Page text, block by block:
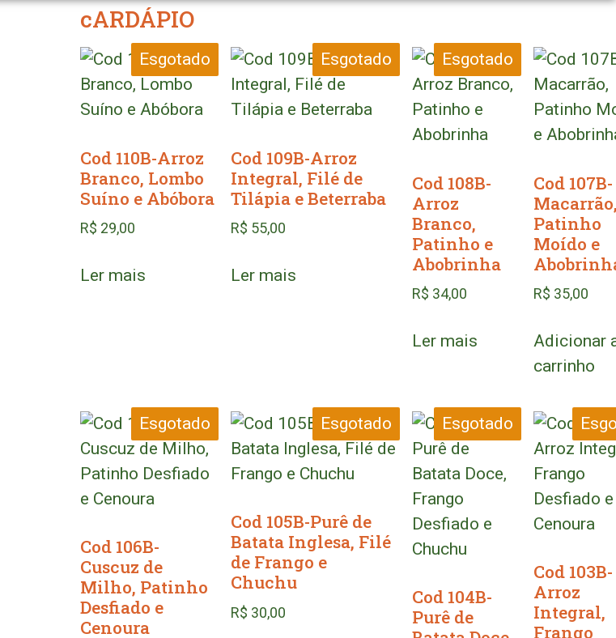
cARDÁPIO
Esgotado
Cod 110B-Arroz
Branco, Lombo
Suíno e Abóbora
R$ 29,00
Ler mais
Esgotado
Cod 109B-Arroz
Integral, Filé de
Tilápia e Beterraba
R$ 55,00
Ler mais
Esgotado
Cod 108B-
Arroz
Branco,
Patinho e
Abobrinha
R$ 34,00
Ler mais
Cod 107B-
Patinho
Moído e
R$ 35,00
Adicionar
carrinho
Esgotado
Cod 106B-
Cuscuz de
Milho, Patinho
Desfiado e
Cenoura
Esgotado
Cod 105B-Purê de
Batata Inglesa, Filé
de Frango e
Chuchu
R$ 30,00
Esgotado
Cod 104B-
Purê de
Cod 103B-
Arroz
Integral,
Frango